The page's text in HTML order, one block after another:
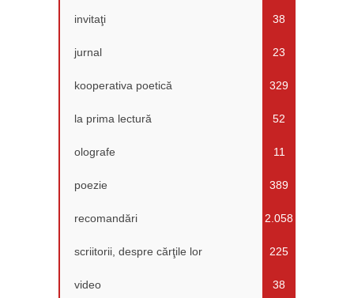
invitaţi 38
jurnal 23
kooperativa poetică 329
la prima lectură 52
olografe 11
poezie 389
recomandări 2.058
scriitorii, despre cărţile lor 225
video 38